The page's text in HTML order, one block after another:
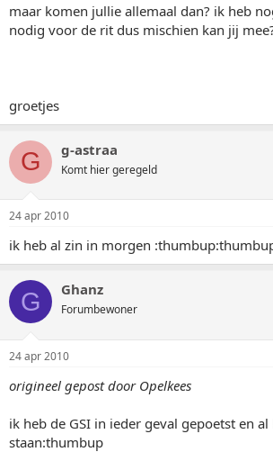
maar komen jullie allemaal dan? ik heb
nodig voor de rit dus mischien kan jij
groetjes
G g-astraa
Komt hier geregeld
24 apr 2010
ik heb al zin in morgen
G Ghanz
Forumbewoner
24 apr 2010
origineel gepost door Opelkees
ik heb de GSI in ieder geval gepoetst en al
staan:thumbup